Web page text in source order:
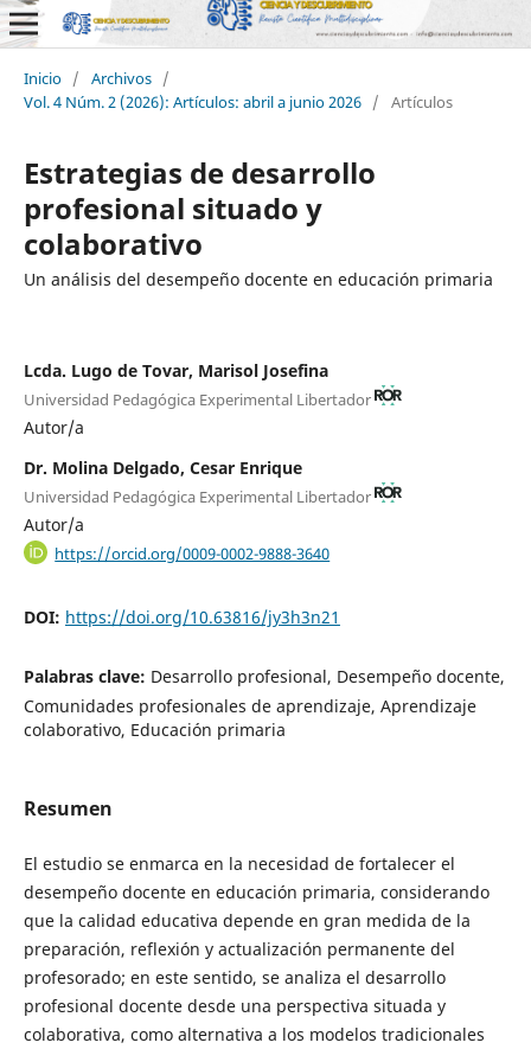
Inicio / Archivos /
Vol. 4 Núm. 2 (2026): Artículos: abril a junio 2026 / Artículos
Estrategias de desarrollo
profesional situado y
colaborativo
Un análisis del desempeño docente en educación primaria
Lcda. Lugo de Tovar, Marisol Josefina
Universidad Pedagógica Experimental Libertador
Autor/a
Dr. Molina Delgado, Cesar Enrique
Universidad Pedagógica Experimental Libertador
Autor/a
https://orcid.org/0009-0002-9888-3640
DOI: https://doi.org/10.63816/jy3h3n21
Palabras clave: Desarrollo profesional, Desempeño docente,
Comunidades profesionales de aprendizaje, Aprendizaje
colaborativo, Educación primaria
Resumen
El estudio se enmarca en la necesidad de fortalecer el
desempeño docente en educación primaria, considerando
que la calidad educativa depende en gran medida de la
preparación, reflexión y actualización permanente del
profesorado; en este sentido, se analiza el desarrollo
profesional docente desde una perspectiva situada y
colaborativa, como alternativa a los modelos tradicionales